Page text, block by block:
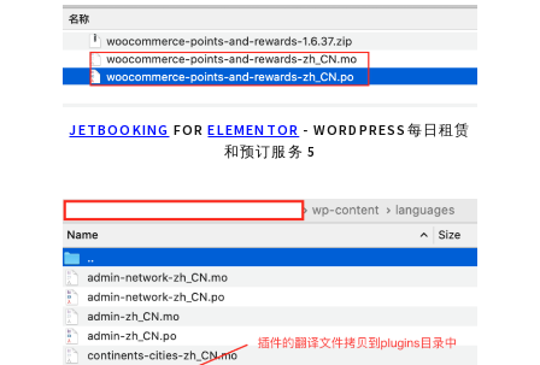
JETBOOKING FORELEMENTOR - WORDPRESS每日租赁
和预订服务 5